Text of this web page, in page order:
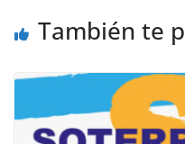
También te